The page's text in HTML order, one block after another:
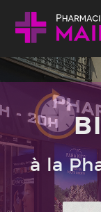
Skip to content
à la